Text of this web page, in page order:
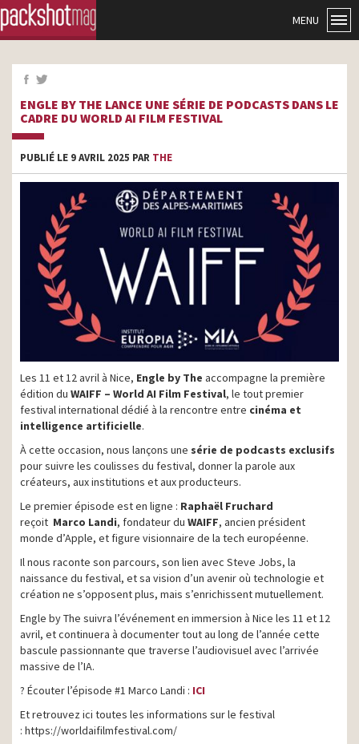
MENU
ENGLE BY THE LANCE UNE SÉRIE DE PODCASTS DANS LE
CADRE DU WORLD AI FILM FESTIVAL
PUBLIÉ LE 9 AVRIL 2025 PAR THE
Les 11 et 12 avril à Nice, Engle by The accompagne la première
édition du WAIFF – World AI Film Festival, le tout premier
festival international dédié à la rencontre entre cinéma et
intelligence artificielle.
À cette occasion, nous lançons une série de podcasts exclusifs
pour suivre les coulisses du festival, donner la parole aux
créateurs, aux institutions et aux producteurs.
Le premier épisode est en ligne : Raphaël Fruchard
reçoit Marco Landi, fondateur du WAIFF, ancien président
monde d’Apple, et figure visionnaire de la tech européenne.
Il nous raconte son parcours, son lien avec Steve Jobs, la
naissance du festival, et sa vision d’un avenir où technologie et
création ne s’opposent plus, mais s’enrichissent mutuellement.
Engle by The suivra l’événement en immersion à Nice les 11 et 12
avril, et continuera à documenter tout au long de l’année cette
bascule passionnante que traverse l’audiovisuel avec l’arrivée
massive de l’IA.
? Écouter l’épisode #1 Marco Landi : ICI
Et retrouvez ici toutes les informations sur le festival
: https://worldaifilmfestival.com/